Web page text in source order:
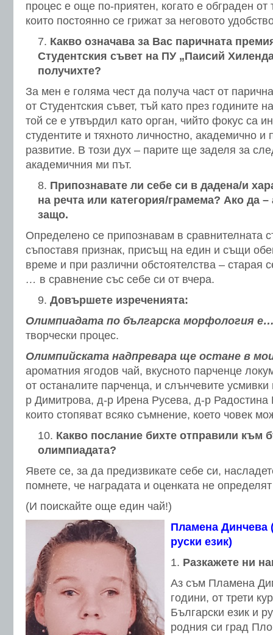
процес е още по-приятен, когато е обграден от
които постоянно се грижат за неговото
Какво означава за Вас паричната
Студентския съвет на ПУ „Паисий
получихте?
За мен е голяма чест да получа част от
от Студентския съвет, тъй като през годините
той се е утвърдил като орган, чийто фокус са
студентите и тяхното личностно, академично
развитие. В този дух – парите ще заделя за
академичния ми път.
Припознавате ли себе си в дадена/и
на речта или категория/грамема? Ако да –
защо.
Определено се припознавам в сравнителната
съпоставя признак, присъщ на един и същи
време и при различни обстоятелства – старая
… в сравнение със себе си от вчера.
Довършете изреченията:
Олимпиадата по българска морфология
творчески процес.
Олимпийската надпревара ще остане в
ароматния ягодов чай, вкусното парченце
от останалите парченца, и слънчевите
р Димитрова, д-р Ирена Русева, д-р
които стопяват всяко съмнение, което човек
Какво послание бихте отправили към
олимпиадата?
Явете се, за да предизвикате себе си,
помнете, че наградата и оценката не
(И поискайте още един чай!)
Пламена Динчева
руски език)
Разкажете ни
Аз съм Пламена
години, от трети
Български език и
родния си град